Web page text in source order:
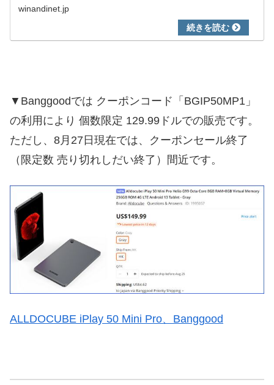
winandinet.jp
▼Banggoodでは クーポンコード「BGIP50MP1」
の利用により 個数限定 129.99ドルでの販売です。
ただし、8月27日現在では、クーポンセール終了
（限定数 売り切れしだい終了）間近です。
ALLDOCUBE iPlay 50 Mini Pro、Banggood